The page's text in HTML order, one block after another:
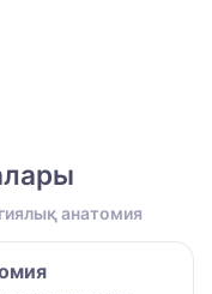
анатомия